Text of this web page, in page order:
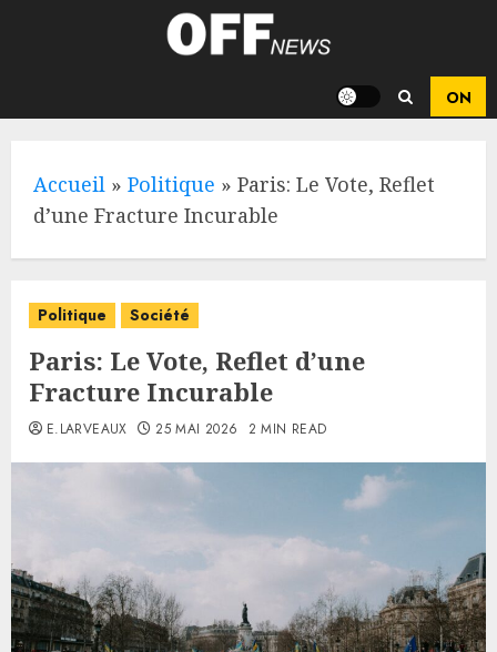
Accueil » Politique » Paris: Le Vote, Reflet
d’une Fracture Incurable
Politique Société
Paris: Le Vote, Reflet d’une
Fracture Incurable
E.LARVEAUX 25 MAI 2026 2 MIN READ